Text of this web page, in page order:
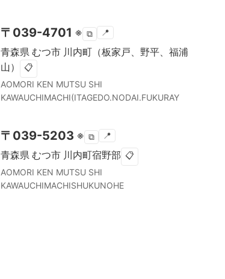
〒 039-4701 ※ ⧉ 📍
青森県 むつ市 川内町（板家戸、野平、福浦
山）
📋
AOMORI KEN MUTSU SHI
KAWAUCHIMACHI(ITAGEDO.NODAI.FUKURAY
〒 039-5203 ※ ⧉ 📍
青森県 むつ市 川内町宿野部 📋
AOMORI KEN MUTSU SHI
KAWAUCHIMACHISHUKUNOHE